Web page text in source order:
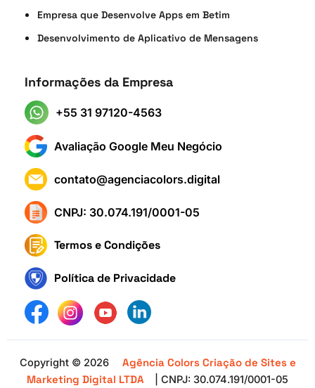
Empresa que Desenvolve Apps em Betim
Desenvolvimento de Aplicativo de Mensagens
Informações da Empresa
+55 31 97120-4563
Avaliação Google Meu Negócio
contato@agenciacolors.digital
CNPJ: 30.074.191/0001-05
Termos e Condições
Política de Privacidade
Copyright © 2026
Agência Colors Criação de Sites e
Marketing Digital LTDA
| CNPJ: 30.074.191/0001-05